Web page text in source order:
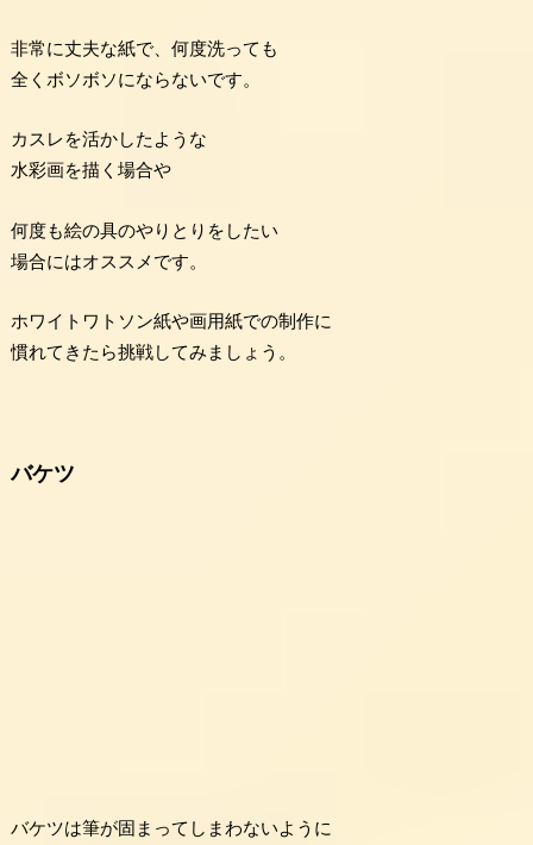
非常に丈夫な紙で、何度洗っても
全くボソボソにならないです。
カスレを活かしたような
水彩画を描く場合や
何度も絵の具のやりとりをしたい
場合にはオススメです。
ホワイトワトソン紙や画用紙での制作に
慣れてきたら挑戦してみましょう。
バケツ
バケツは筆が固まってしまわないように